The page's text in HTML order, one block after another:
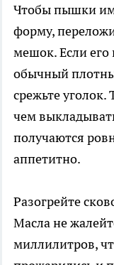
Чтобы пышки
форму,
мешок. Если его
обычный
срежьте уголок.
чем
получаются
аппетитно.
Разогрейте
Масла не
миллилитров,